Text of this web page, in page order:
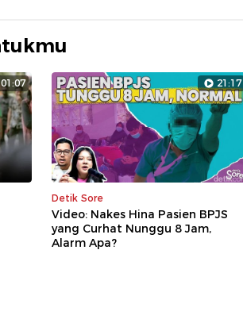
01:07 21:17
Detik Sore
Video: Nakes Hina Pasien BPJS
yang Curhat Nunggu 8 Jam,
Alarm Apa?